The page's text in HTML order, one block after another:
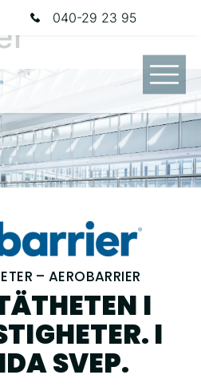
040-29 23 95
– AEROBARRIER
I
I
SVEP.